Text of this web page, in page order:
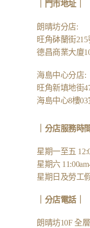
門市地址｜
朗晴坊分店:
旺角砵蘭街215
德昌商業大廈
海島中心分店:
旺角新填地街
海島中心8樓03
｜分店服務時
星期一至五
星期六
星期日及勞工
分店電話｜
朗晴坊10F 全